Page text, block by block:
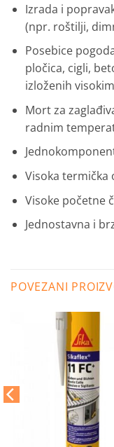
Izrada i
(npr. roštilji,
Posebice
pločica, cigli,
izloženih
Mort za
radnim
Visoka termička
Visoke početne
Jednostavna i
POVEZANI